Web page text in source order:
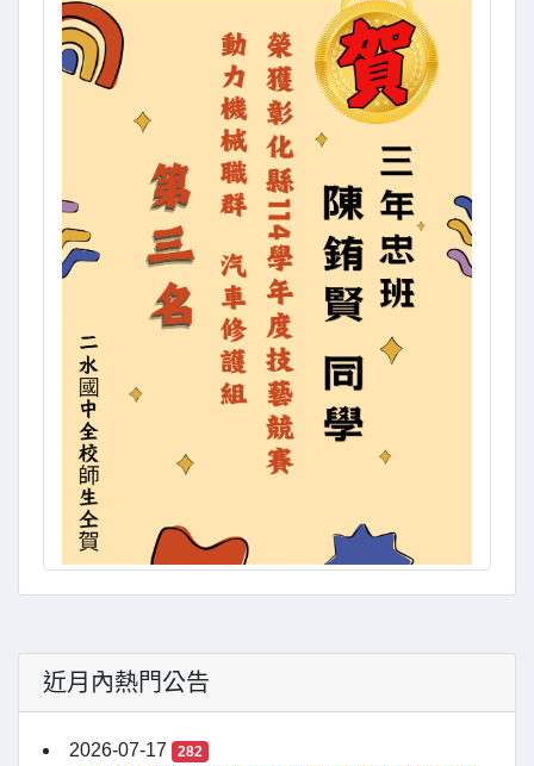
近月內熱門公告
2026-07-17 282